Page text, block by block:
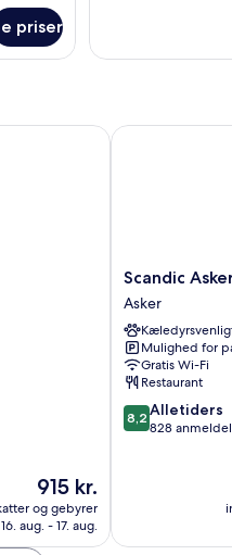
priser
Prisen
er
915 kr.
915 kr.
og gebyrer
16. aug. - 17. aug.
Scandic
Asker
Asker
Scandic
Asker
Mulighed for
Gratis Wi-Fi
Restaurant
8.2
ud
8,2 Alletiders
828
Scandic Asker